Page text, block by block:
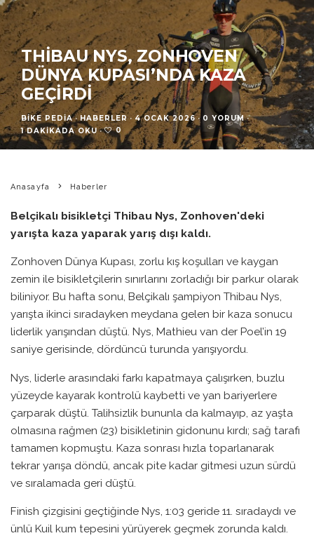
THIBAU NYS, ZONHOVEN
DÜNYA KUPASI’NDA KAZA
GEÇIRDI
BIKE PEDIA · HABERLER · 4 OCAK 2026 · 0 YORUM ·
1 DAKIKADA OKU · 0
Anasayfa Haberler
Belçikalı bisikletçi Thibau Nys, Zonhoven'deki
yarışta kaza yaparak yarış dışı kaldı.
Zonhoven Dünya Kupası, zorlu kış koşulları ve kaygan
zemin ile bisikletçilerin sınırlarını zorladığı bir parkur olarak
biliniyor. Bu hafta sonu, Belçikalı şampiyon Thibau Nys,
yarışta ikinci sıradayken meydana gelen bir kaza sonucu
liderlik yarışından düştü. Nys, Mathieu van der Poel’in 19
saniye gerisinde, dördüncü turunda yarışıyordu.
Nys, liderle arasındaki farkı kapatmaya çalışırken, buzlu
yüzeyde kayarak kontrolü kaybetti ve yan bariyerlere
çarparak düştü. Talihsizlik bununla da kalmayıp, az yaşta
olmasına rağmen (23) bisikletinin gidonunu kırdı; sağ tarafı
tamamen kopmuştu. Kaza sonrası hızla toparlanarak
tekrar yarışa döndü, ancak pite kadar gitmesi uzun sürdü
ve sıralamada geri düştü.
Finish çizgisini geçtiğinde Nys, 1:03 geride 11. sıradaydı ve
ünlü Kuil kum tepesini yürüyerek geçmek zorunda kaldı.